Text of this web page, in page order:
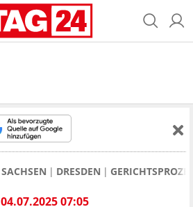
SACHSEN DRESDEN
04.07.2025 07:05